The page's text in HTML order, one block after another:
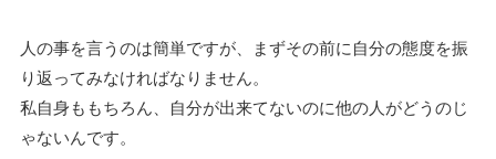
人の事を言うのは簡単ですが、まずその前に自分の態度を振
り返ってみなければなりません。
私自身ももちろん、自分が出来てないのに他の人がどうのじ
ゃないんです。